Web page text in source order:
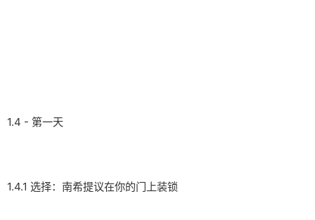
1.4 - 第一天
1.4.1 选择：南希提议在你的门上装锁